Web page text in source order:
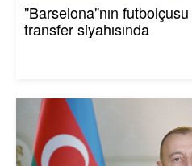
"Barselona"nın futbolçusu
transfer siyahısında